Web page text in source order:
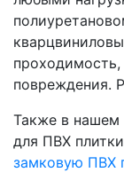
проходимость,
повреждения.
Также в нашем
для ПВХ
замковую ПВХ